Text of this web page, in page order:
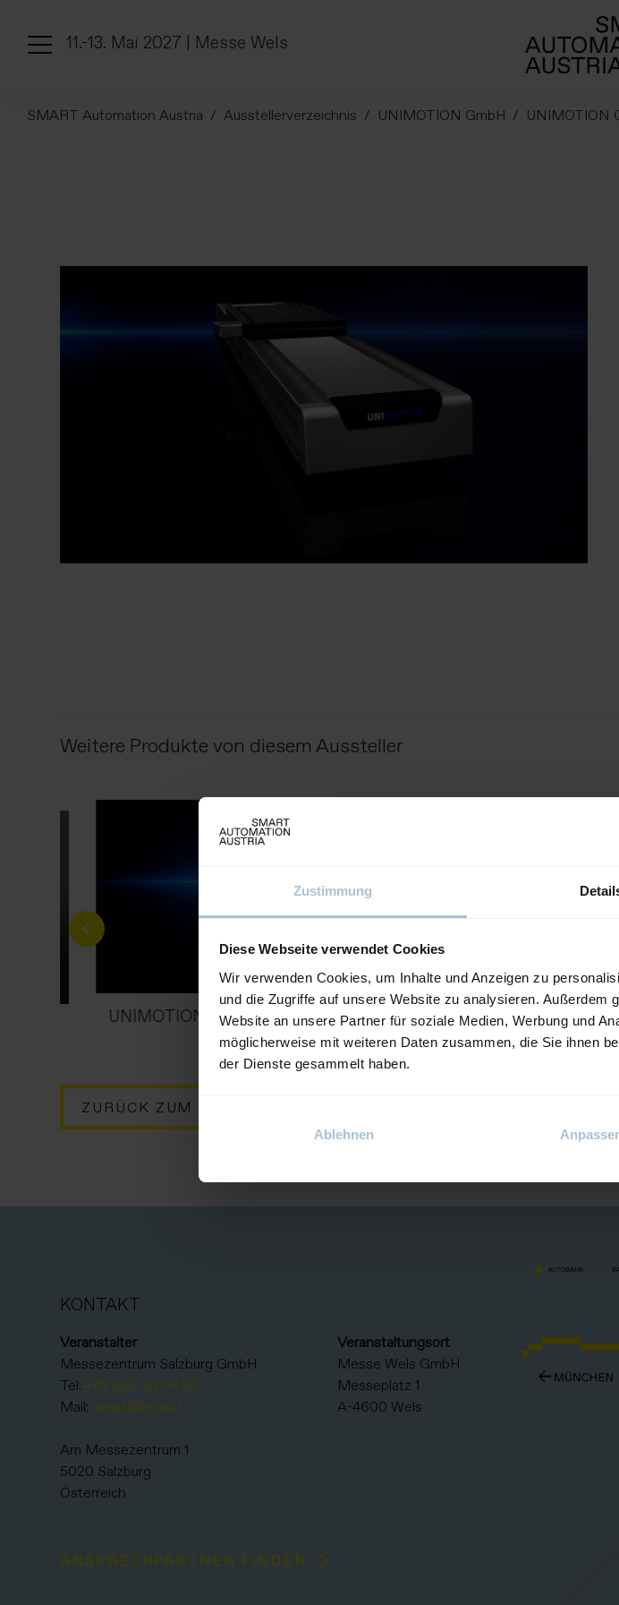
Zustimmung
Diese Webseite verwendet Cookies
Wir verwenden Cookies, um Inhalte und Anzeigen zu
und die Zugriffe auf unsere Website zu analysieren. Außerdem
Website an unsere Partner für soziale Medien, Werbung und
möglicherweise mit weiteren Daten zusammen, die Sie ihnen
der Dienste gesammelt haben.
Ablehnen
11.-13. Mai 2027 | Messe Wels
SMART Automation Austria Ausstellerverzeichnis UNIMOTION GmbH UNIMOTION
Weitere Produkte von diesem Aussteller
UNIMOTION MGBS and MGTB mini linear
units
UNIMOTION mini
ZURÜCK ZUM AUSSTELLER
KONTAKT
Veranstalter
Messezentrum Salzburg GmbH
Tel:+43 662 24 04 83
Mail: smart@mzs.at
Am Messezentrum 1
5020 Salzburg
Österreich
Veranstaltungsort
Messe Wels GmbH
Messeplatz 1
A-4600 Wels
ANSPRECHPARTNER FINDEN